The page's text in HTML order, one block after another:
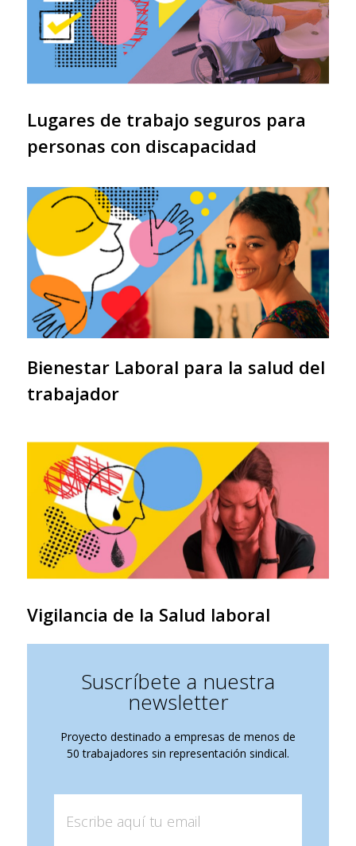
Lugares de trabajo seguros para
personas con discapacidad
Bienestar Laboral para la salud del
trabajador
Vigilancia de la Salud laboral
Suscríbete a nuestra
newsletter
Proyecto destinado a empresas de menos de
50 trabajadores sin representación sindical.